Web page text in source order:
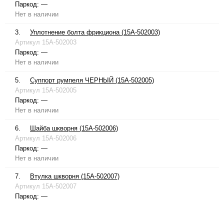
Паркод: —
Нет в наличии
3.
Уплотнение болта фрикциона (15A-502003)
Артикул 15A-502003
Паркод: —
Нет в наличии
5.
Суппорт румпеля ЧЕРНЫЙ (15A-502005)
Артикул 15A-502005
Паркод: —
Нет в наличии
6.
Шайба шкворня (15A-502006)
Артикул 15A-502006
Паркод: —
Нет в наличии
7.
Втулка шкворня (15A-502007)
Артикул 15A-502007
Паркод: —